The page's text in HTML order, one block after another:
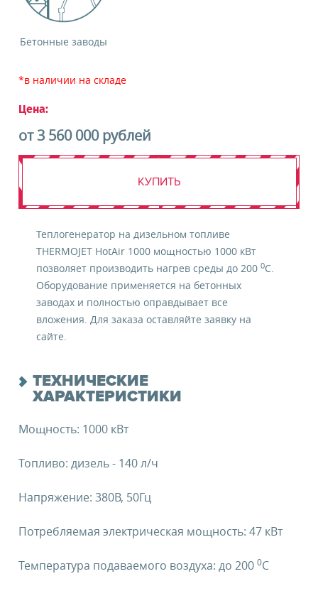
Бетонные заводы
*в наличии на складе
Цена:
от 3 560 000 рублей
КУПИТЬ
Теплогенератор на дизельном топливе
THERMOJET HotAir 1000 мощностью 1000 кВт
позволяет производить нагрев среды до 2000C.
Оборудование применяется на бетонных
заводах и полностью оправдывает все
вложения. Для заказа оставляйте заявку на
сайте.
ТЕХНИЧЕСКИЕ
ХАРАКТЕРИСТИКИ
Мощность: 1000 кВт
Топливо: дизель - 140 л/ч
Напряжение: 380В, 50Гц
Потребляемая электрическая мощность: 47 кВт
Температура подаваемого воздуха: до 2000C
Я даю своесогласие
информационных материалов